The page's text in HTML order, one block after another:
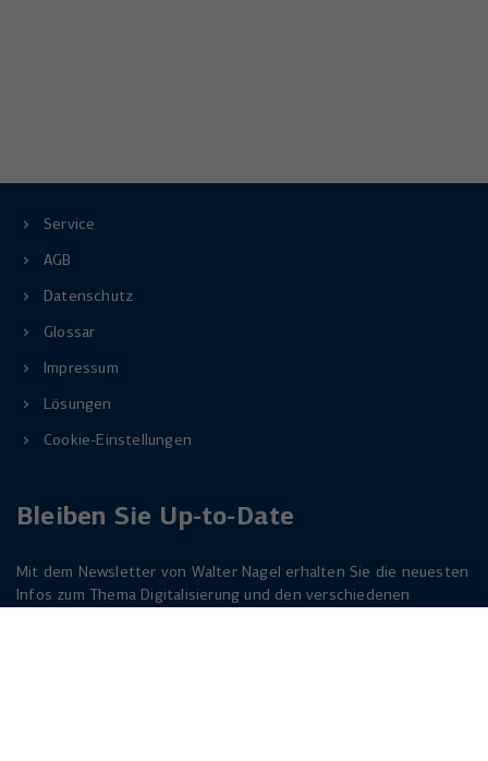
Service
AGB
Datenschutz
Glossar
Impressum
Lösungen
Cookie-Einstellungen
Bleiben Sie Up-to-Date
Mit dem Newsletter von Walter Nagel erhalten Sie die neuesten
Infos zum Thema Digitalisierung und den verschiedenen